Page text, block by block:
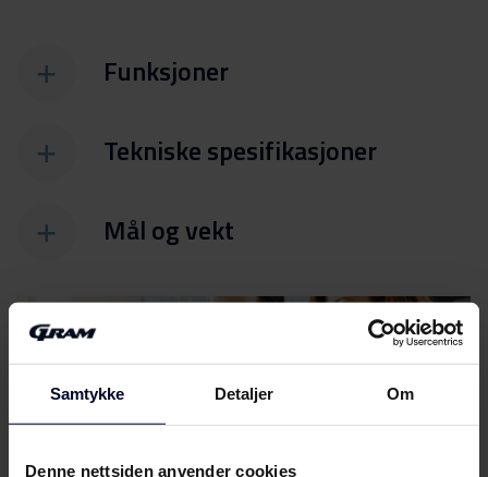
Samtykke Detaljer Om
Denne nettsiden anvender cookies
Funksjoner
Tekniske spesifikasjoner
Mål og vekt
FilerLast ned